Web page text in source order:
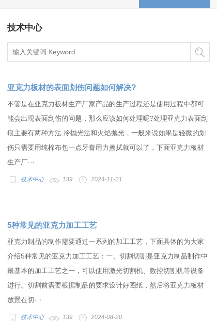
技术中心
亚克力板材的表面划伤问题如何解决?
不管是在亚克力板材生产厂家产品的生产过程还是使用过程中都可
能会出现表面刮伤的问题，那么应该如何处理呢?处理亚克力表面刮
痕主要有两种方法:冷抛光法和火焰抛光，一般来说如果是轻微的划
伤只需要用纯棉布包一点牙膏用力擦拭就可以了，下面亚克力板材
生产厂···
技术中心 139 2024-11-21
5种常见的亚克力加工工艺
亚克力制品的制作需要通过一系列的加工工艺，下面具体的为大家
介绍5种常见的亚克力加工工艺：一、切割切割是亚克力制品制作中
最基本的加工工艺之一，可以使用激光切割机、数控切割机等设备
进行。切割前需要根据制品的要求设计好图纸，然后将亚克力板材
放置在切···
技术中心 139 2024-08-20